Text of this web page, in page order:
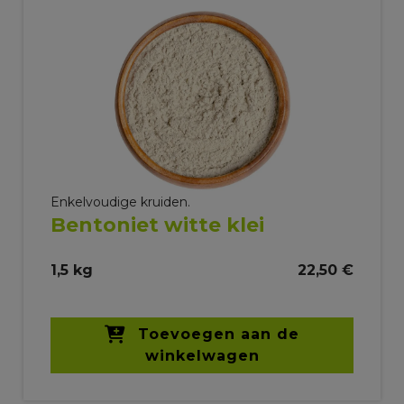
Enkelvoudige kruiden.
Bentoniet witte klei
1,5 kg 22,50 €
Toevoegen aan de
winkelwagen